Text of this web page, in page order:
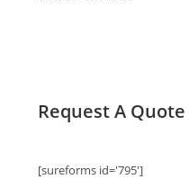
Request A Quote
[sureforms id='795']